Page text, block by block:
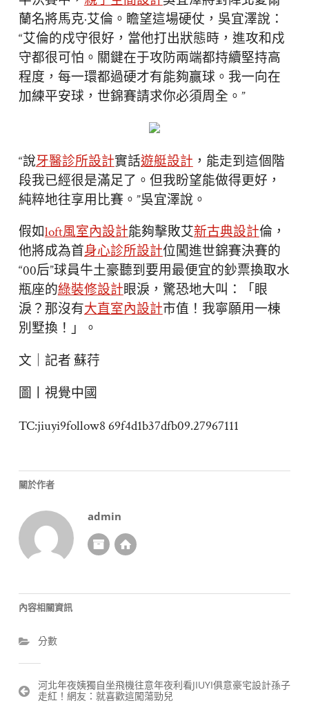
蘭名將馬克·艾倫。瞻望這場硬仗，吳宜澤說：
“艾倫的戍守很好，當他打出狀態時，進攻和戍
守都很可怕。關鍵在于攻防兩端都持續堅持高
程度，每一環都過硬才有能夠贏球。我一向在
加練平安球，世錦賽請求你必須周全。”
“說牙醫診所設計實話遊艇設計 ，能走到這個階
段我已經很是滿足了。但我盼望能做得更好，
純粹地往享用比賽。”吳宜澤說。
假如loft風室內設計能夠擊敗艾新古典設計倫，
他將成為首身心診所設計位闖進世錦賽決賽的
“00后”球員牛土豪聽到要用最便宜的鈔票換取水
瓶座的綠裝修設計眼淚，驚恐地大叫：「眼
淚？那沒有大直室內設計市值！我寧願用一棟
別墅換！」。
文｜記者 蘇荇
圖丨視覺中國
TC:jiuyi9follow8 69f4d1b37dfb09.27967111
關於作者
admin
內容相關資訊
分數
文
章
河北年夜姨獨自坐飛機往意年夜利看JIUYI俱意豪宅設計孫子
走紅！網友：就喜歡這闖蕩勁兒